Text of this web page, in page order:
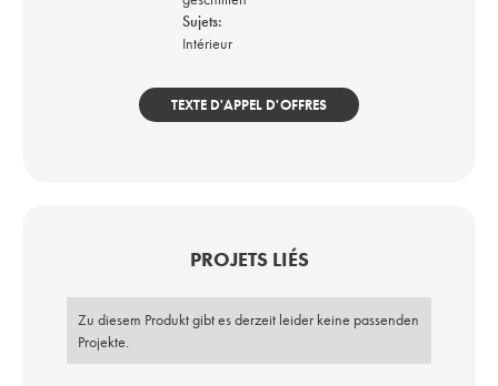
Sujets:
Intérieur
TEXTE D'APPEL D'OFFRES
PROJETS LIÉS
Zu diesem Produkt gibt es derzeit leider keine passenden
Projekte.